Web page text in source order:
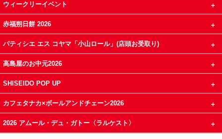
ウィークリーイベント
赤福朔日餅 2026
パティシエ エス コヤマ「小山ロール」(店頭お受取り)
高島屋のお中元2026
SHISEIDO POP UP
カフェタナカ×ボールアンドチェーン2026
2026 アムール・デュ・ガトー〈ラルケスト〉